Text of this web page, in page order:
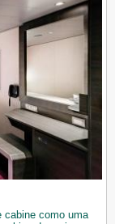
cabine como uma